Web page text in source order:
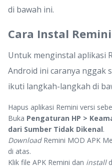
di bawah ini.
Cara Instal Remini
Untuk menginstal aplikasi
Android ini caranya nggak
ikuti langkah-langkah di
Hapus aplikasi Remini versi
Buka Pengaturan HP >
dari Sumber Tidak Dikenal.
DownloadRemini MOD APK
di atas.
Klik file APK Remini dan install